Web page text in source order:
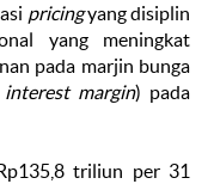
pricingyang disiplin
yang meningkat
pada marjin bunga
margin) pada
triliun per 31